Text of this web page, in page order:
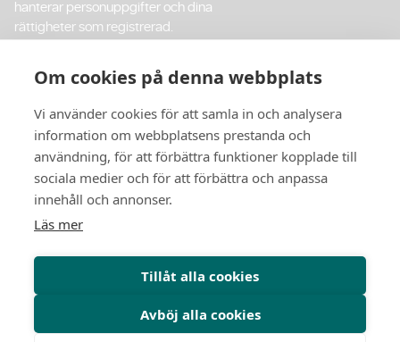
hanterar personuppgifter och dina
rättigheter som registrerad.
Byggt på Webflow av
Digitalist
Om cookies på denna webbplats
Vi använder cookies för att samla in och analysera
information om webbplatsens prestanda och
användning, för att förbättra funktioner kopplade till
sociala medier och för att förbättra och anpassa
innehåll och annonser.
Läs mer
Tillåt alla cookies
Avböj alla cookies